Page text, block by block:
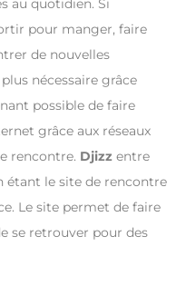
au quotidien. Si
pour manger, faire
de nouvelles
nécessaire grâce
possible de faire
grâce aux réseaux
rencontre. Djizz entre
étant le site de rencontre
Le site permet de faire
se retrouver pour des